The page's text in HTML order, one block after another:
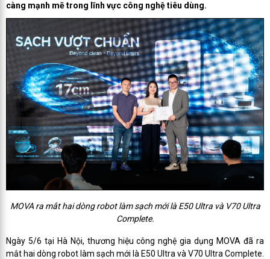
càng mạnh mẽ trong lĩnh vực công nghệ tiêu dùng.
MOVA ra mắt hai dòng robot làm sạch mới là E50 Ultra và V70 Ultra
Complete.
Ngày 5/6 tại Hà Nội, thương hiệu công nghệ gia dụng MOVA đã ra
mắt hai dòng robot làm sạch mới là E50 Ultra và V70 Ultra Complete.